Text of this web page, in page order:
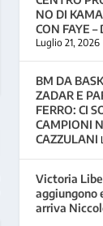
NO DI
CON FAYE
Luglio 21, 2026
BM DA
ZADAR E
FERRO: CI
CAMPIONI
CAZZULANI
Victoria
aggiungono
arriva